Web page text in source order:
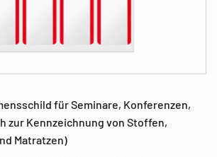
für Seminare, Konferenzen,
zur Kennzeichnung von Stoffen,
Matratzen)